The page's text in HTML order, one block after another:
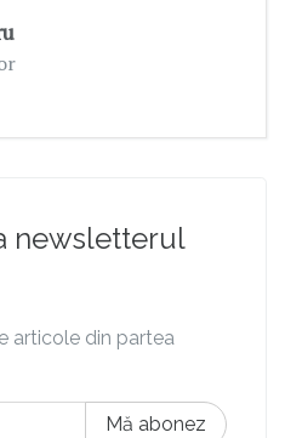
newsletterul
articole din partea
Mă abonez